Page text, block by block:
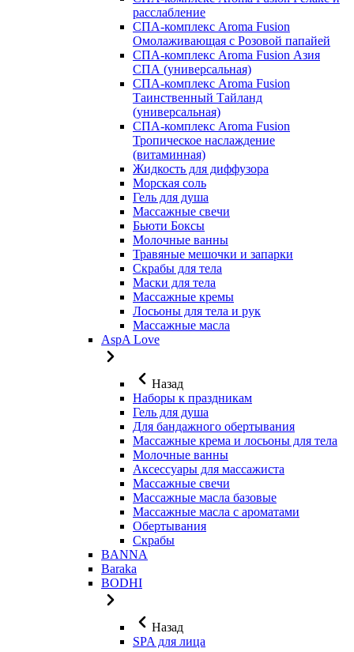
расслабление
СПА-комплекс Aroma Fusion
Омолаживающая с Розовой папайей
СПА-комплекс Aroma Fusion Азия
СПА (универсальная)
СПА-комплекс Aroma Fusion
Таинственный Тайланд
(универсальная)
СПА-комплекс Aroma Fusion
Тропическое наслаждение
(витаминная)
Жидкость для диффузора
Морская соль
Гель для душа
Массажные свечи
Бьюти Боксы
Молочные ванны
Травяные мешочки и запарки
Скрабы для тела
Маски для тела
Массажные кремы
Лосьоны для тела и рук
Массажные масла
AspA Love
Назад
Наборы к праздникам
Гель для душа
Для бандажного обертывания
Массажные крема и лосьоны для тела
Молочные ванны
Аксессуары для массажиста
Массажные свечи
Массажные масла базовые
Массажные масла с ароматами
Обертывания
Скрабы
BANNA
Baraka
BODHI
Назад
SPA для лица